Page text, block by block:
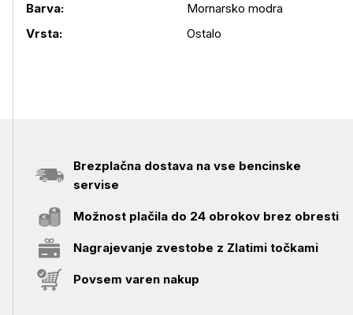
Barva:
Mornarsko modra
Vrsta:
Ostalo
Brezplačna dostava na vse bencinske
servise
Možnost plačila do 24 obrokov brez obresti
Nagrajevanje zvestobe z Zlatimi točkami
Povsem varen nakup